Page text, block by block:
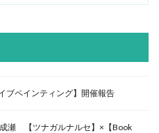
ペインティング】開催報告
成瀬 【ツナガルナルセ】×【Book